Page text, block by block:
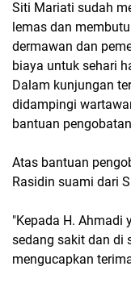
Siti Mariati sudah
lemas dan
dermawan dan
biaya untuk sehari
Dalam kunjungan
didampingi
bantuan
Atas bantuan
Rasidin suami dari
"Kepada H. Ahmadi
sedang sakit dan di
mengucapkan